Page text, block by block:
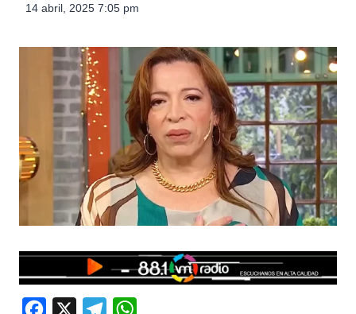
14 abril, 2025 7:05 pm